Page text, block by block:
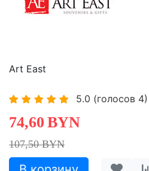
Art East
5.0 (голосов 4)
74,60 BYN
107,50 BYN